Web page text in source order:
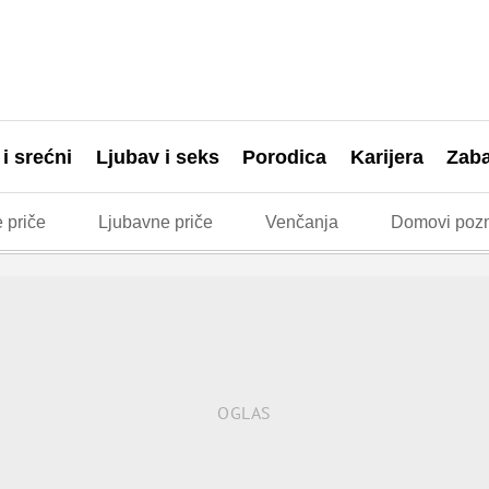
srećni Ljubav i seks Porodica Karijera
priče Ljubavne priče Venčanja Domovi